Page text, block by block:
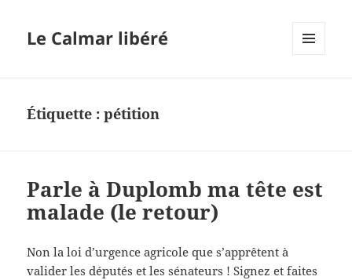
Le Calmar libéré
Étiquette :pétition
Parle à Duplomb ma tête est
malade (le retour)
Non la loi d’urgence agricole que s’apprêtent à
valider les députés et les sénateurs ! Signez et faites